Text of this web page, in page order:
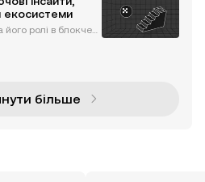
незалежними блок
екосистеми
його ролі в блокчей
вирішення однієї
більше